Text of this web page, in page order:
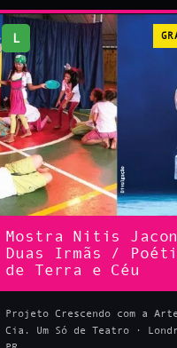
L
Mostra Nitis
Duas Irmãs /
de Terra e Céu
Projeto Crescendo com a
Cia. Um Só de Teatro ·